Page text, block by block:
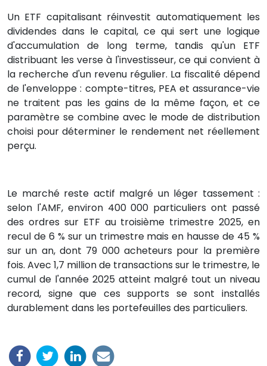
Un ETF capitalisant réinvestit automatiquement les
dividendes dans le capital, ce qui sert une logique
d'accumulation de long terme, tandis qu'un ETF
distribuant les verse à l'investisseur, ce qui convient à
la recherche d'un revenu régulier. La fiscalité dépend
de l'enveloppe : compte-titres, PEA et assurance-vie
ne traitent pas les gains de la même façon, et ce
paramètre se combine avec le mode de distribution
choisi pour déterminer le rendement net réellement
perçu.
Le marché reste actif malgré un léger tassement :
selon l'AMF, environ 400 000 particuliers ont passé
des ordres sur ETF au troisième trimestre 2025, en
recul de 6 % sur un trimestre mais en hausse de 45 %
sur un an, dont 79 000 acheteurs pour la première
fois. Avec 1,7 million de transactions sur le trimestre, le
cumul de l'année 2025 atteint malgré tout un niveau
record, signe que ces supports se sont installés
durablement dans les portefeuilles des particuliers.